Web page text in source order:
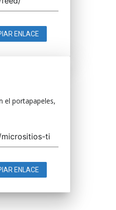
ENLACE
el portapapeles,
ENLACE